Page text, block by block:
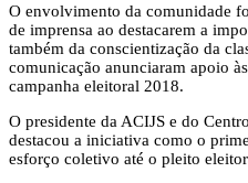
O envolvimento da comunidade
de imprensa ao destacarem a
também da conscientização da
comunicação anunciaram apoio
campanha eleitoral 2018.
O presidente da ACIJS e do
destacou a iniciativa como o
esforço coletivo até o pleito